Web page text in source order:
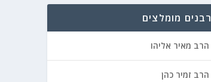
רבנים מומלצים
הרב מאיר אליהו
הרב זמיר כהן